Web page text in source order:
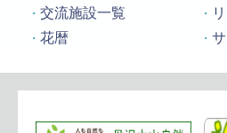
交流施設一覧
花暦